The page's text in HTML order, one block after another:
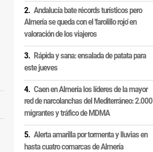
Andalucía bate récords turísticos pero
Almería se queda con el 'farolillo rojo' en
valoración de los viajeros
Rápida y sana: ensalada de patata para
este jueves
Caen en Almería los líderes de la mayor
red de narcolanchas del Mediterráneo: 2.000
migrantes y tráfico de MDMA
Alerta amarilla por tormenta y lluvias en
hasta cuatro comarcas de Almería